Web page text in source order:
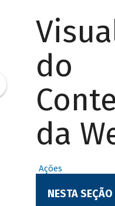
do
da
Ações
NESTA SEÇÃO